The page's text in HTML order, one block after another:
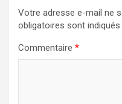
Votre adresse e-mail ne
obligatoires sont indiqués
Commentaire *